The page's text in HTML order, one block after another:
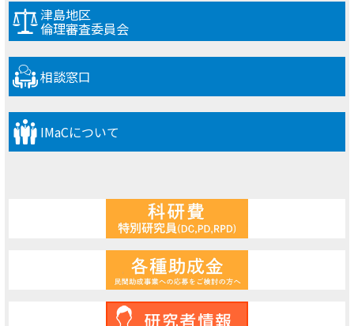
津島地区
倫理審査委員会
相談窓口
IMaCについて